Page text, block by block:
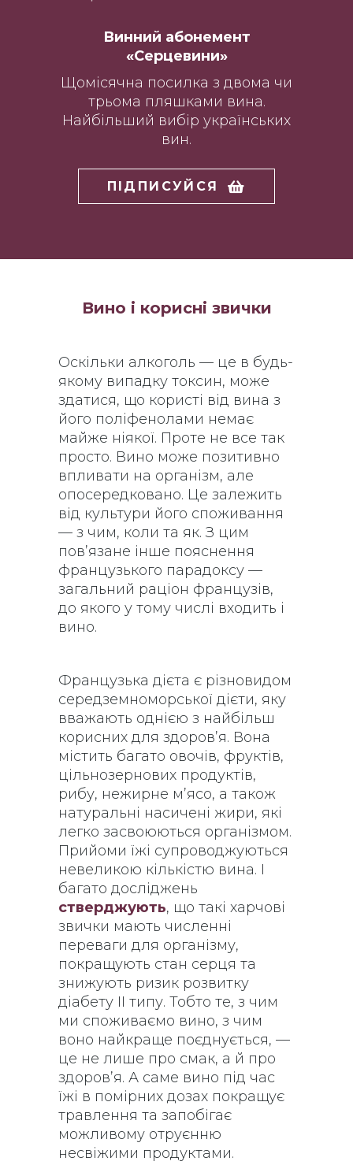
Винний абонемент
«Серцевини»
Щомісячна посилка з двома чи
трьома пляшками вина.
Найбільший вибір українських
вин.
ПІДПИСУЙСЯ
Вино і корисні звички
Оскільки алкоголь — це в будь-
якому випадку токсин, може
здатися, що користі від вина з
його поліфенолами немає
майже ніякої. Проте не все так
просто. Вино може позитивно
впливати на організм, але
опосередковано. Це залежить
від культури його споживання
— з чим, коли та як. З цим
пов’язане інше пояснення
французького парадоксу —
загальний раціон французів,
до якого у тому числі входить і
вино.
Французька дієта є різновидом
середземноморської дієти, яку
вважають однією з найбільш
корисних для здоров’я. Вона
містить багато овочів, фруктів,
цільнозернових продуктів,
рибу, нежирне м’ясо, а також
натуральні насичені жири, які
легко засвоюються організмом.
Прийоми їжі супроводжуються
невеликою кількістю вина. І
багато досліджень
стверджують, що такі харчові
звички мають численні
переваги для організму,
покращують стан серця та
знижують ризик розвитку
діабету ІІ типу. Тобто те, з чим
ми споживаємо вино, з чим
воно найкраще поєднується, —
це не лише про смак, а й про
здоров’я. А саме вино під час
їжі в помірних дозах покращує
травлення та запобігає
можливому отруєнню
несвіжими продуктами.